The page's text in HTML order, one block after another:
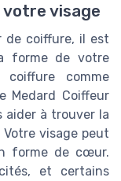
votre visage
de coiffure, il est
forme de votre
comme
Medard Coiffeur
aider à trouver la
visage peut
forme de cœur.
et certains